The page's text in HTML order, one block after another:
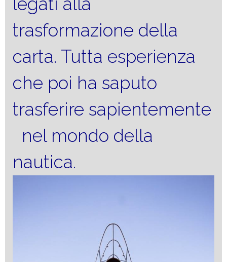
trasformazione della
carta. Tutta esperienza
che poi ha saputo
trasferire sapientemente
nel mondo della
nautica.